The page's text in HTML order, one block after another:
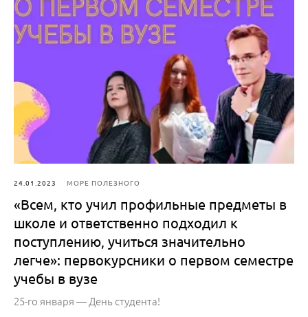
24.01.2023 МОРЕ ПОЛЕЗНОГО
«Всем, кто учил профильные предметы в
школе и ответственно подходил к
поступлению, учиться значительно
легче»: первокурсники о первом семестре
учебы в вузе
25-го января — День студента!